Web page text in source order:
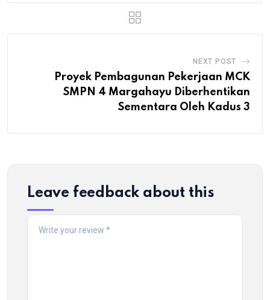
NEXT POST
Proyek Pembagunan Pekerjaan MCK
SMPN 4 Margahayu Diberhentikan
Sementara Oleh Kadus 3
Leave feedback about this